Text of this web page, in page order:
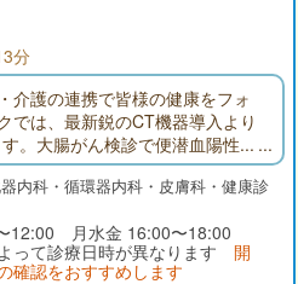
分
介護の連携で皆様の健康をフォ
では、最新鋭のCT機器導入より
。大腸がん検診で便潜血陽性...
大変だし痛みがあって怖い...大腸
どなく、大腸検査食もご用意し
せん。
内科・循環器内科・皮膚科・健康診
12:00 月水金 16:00〜18:00
って診療日時が異なります 開
確認をおすすめします